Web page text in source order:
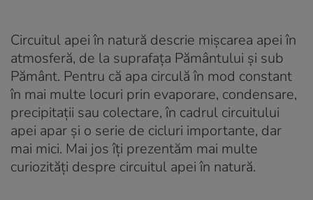
Circuitul apei în natură descrie mișcarea apei în
atmosferă, de la suprafața Pământului și sub
Pământ. Pentru că apa circulă în mod constant
în mai multe locuri prin evaporare, condensare,
precipitații sau colectare, în cadrul circuitului
apei apar și o serie de cicluri importante, dar
mai mici. Mai jos îți prezentăm mai multe
curiozități despre circuitul apei în natură.